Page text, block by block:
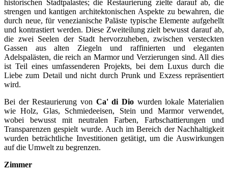
historischen Stadtpalastes; die Restaurierung zielte darauf ab, die
strengen und kantigen architektonischen Aspekte zu bewahren, die
durch neue, für venezianische Paläste typische Elemente aufgehellt
und kontrastiert werden. Diese Zweiteilung zielt bewusst darauf ab,
die zwei Seelen der Stadt hervorzuheben, zwischen versteckten
Gassen aus alten Ziegeln und raffinierten und eleganten
Adelspalästen, die reich an Marmor und Verzierungen sind. All dies
ist Teil eines umfassenderen Projekts, bei dem Luxus durch die
Liebe zum Detail und nicht durch Prunk und Exzess repräsentiert
wird.
Bei der Restaurierung von Ca' di Dio wurden lokale Materialien
wie Holz, Glas, Schmiedeeisen, Stein und Marmor verwendet,
wobei bewusst mit neutralen Farben, Farbschattierungen und
Transparenzen gespielt wurde. Auch im Bereich der Nachhaltigkeit
wurden beträchtliche Investitionen getätigt, um die Auswirkungen
auf die Umwelt zu begrenzen.
Zimmer